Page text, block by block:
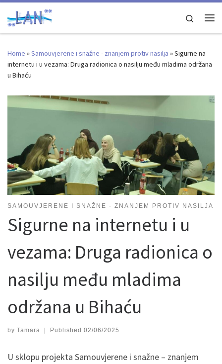
Skip to content
Search
Home »Samouvjerene i snažne - znanjem protiv nasilja »Sigurne na
internetu i u vezama: Druga radionica o nasilju među mladima održana
u Bihaću
SAMOUVJERENE I SNAŽNE - ZNANJEM PROTIV NASILJA
Sigurne na internetu i u
vezama: Druga radionica o
nasilju među mladima
održana u Bihaću
by Tamara Published 02/06/2025
U sklopu projekta Samouvjerene i snažne – znanjem